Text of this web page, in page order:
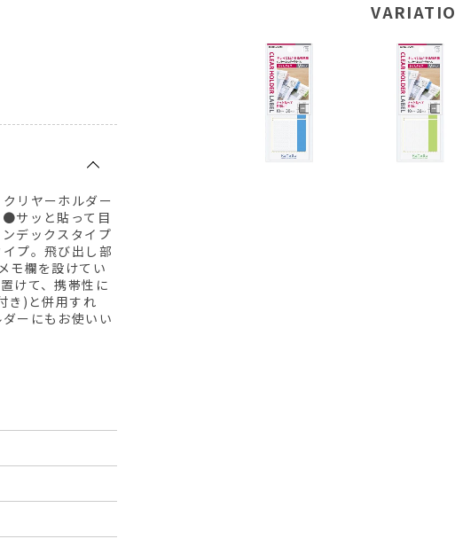
リヤーホルダー
●サッと貼って目
デックスタイプ
プ。飛び出し部
モ欄を設けてい
けて、携帯性に
き)と併用すれ
ーにもお使いい